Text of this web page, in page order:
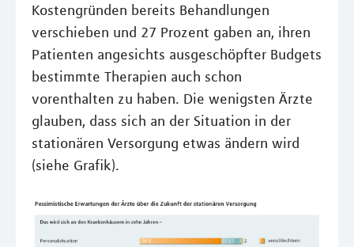
Kostengründen bereits Behandlungen
verschieben und 27 Prozent gaben an, ihren
Patienten angesichts ausgeschöpfter Budgets
bestimmte Therapien auch schon
vorenthalten zu haben. Die wenigsten Ärzte
glauben, dass sich an der Situation in der
stationären Versorgung etwas ändern wird
(siehe Grafik).